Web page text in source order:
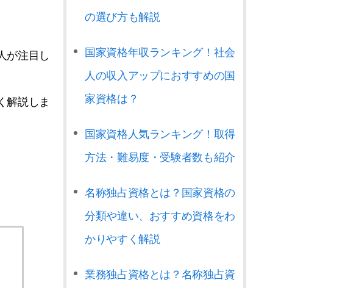
が注目し
解説しま
の選び方も解説
国家資格年収ランキング！社会
人の収入アップにおすすめの国
家資格は？
国家資格人気ランキング！取得
方法・難易度・受験者数も紹介
名称独占資格とは？国家資格の
分類や違い、おすすめ資格をわ
かりやすく解説
業務独占資格とは？名称独占資